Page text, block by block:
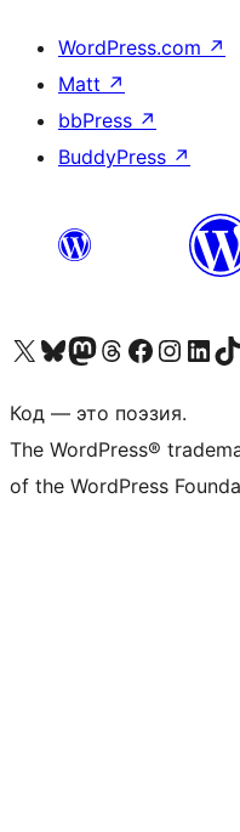
WordPress.com ↗
Matt ↗
bbPress ↗
BuddyPress ↗
Посетите нас в X (ранее Twitter)
Посетите нашу учётную запись в Bluesky
Посетите нашу ленту в Mastodon
Посетите нашу учётную запись в Threads
Посетите нашу страницу на
ПосетитеПосетите нашу
Посетите
Код — это поэзия.
The WordPress®
of the WordPress